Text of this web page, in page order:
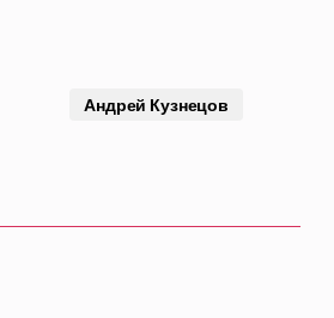
Андрей Кузнецов